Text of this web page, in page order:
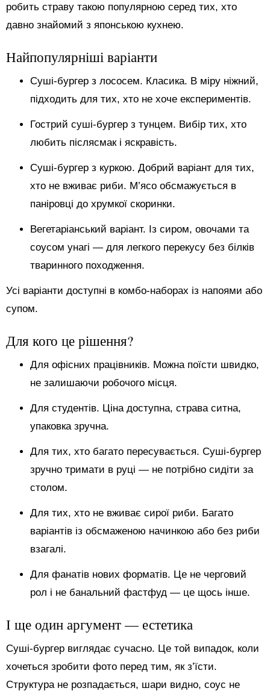
робить страву такою популярною серед тих, хто
давно знайомий з японською кухнею.
Найпопулярніші варіанти
Суші-бургер з лососем. Класика. В міру ніжний,
підходить для тих, хто не хоче експериментів.
Гострий суші-бургер з тунцем. Вибір тих, хто
любить післясмак і яскравість.
Суші-бургер з куркою. Добрий варіант для тих,
хто не вживає риби. М’ясо обсмажується в
паніровці до хрумкої скоринки.
Вегетаріанський варіант. Із сиром, овочами та
соусом унагі — для легкого перекусу без білків
тваринного походження.
Усі варіанти доступні в комбо-наборах із напоями або
супом.
Для кого це рішення?
Для офісних працівників. Можна поїсти швидко,
не залишаючи робочого місця.
Для студентів. Ціна доступна, страва ситна,
упаковка зручна.
Для тих, хто багато пересувається. Суші-бургер
зручно тримати в руці — не потрібно сидіти за
столом.
Для тих, хто не вживає сирої риби. Багато
варіантів із обсмаженою начинкою або без риби
взагалі.
Для фанатів нових форматів. Це не черговий
рол і не банальний фастфуд — це щось інше.
І ще один аргумент — естетика
Суші-бургер виглядає сучасно. Це той випадок, коли
хочеться зробити фото перед тим, як з’їсти.
Структура не розпадається, шари видно, соус не